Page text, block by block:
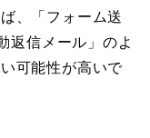
、「フォーム送
信メール」のよ
可能性が高いで